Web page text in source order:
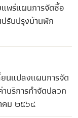
พร่แผนการจัดซื้อ
รับปรุงบ้านพัก
นแปลงแผนการจัด
บริการกำจัดปลวก
ม ๒๕๖๔